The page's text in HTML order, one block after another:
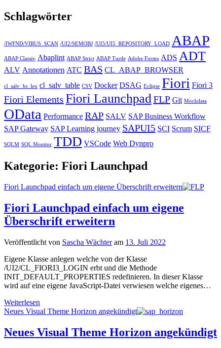
Schlagwörter
/IWFND/VIRUS_SCAN /UI2/SEMOBJ /UI5/UI5_REPOSITORY_LOAD ABAP
ABAP Classiv Abaplint ABAP Strict ABAP Turtle Adobe Forms ADS ADT
ALV Annotationen ATC BAS CL_ABAP_BROWSER
cl_salv_bs_lex cl_salv_table CSV Docker DSAG Eclipse Fiori Fiori 3
Fiori Elements Fiori LaunchpadFLP Git Mockdata
OData Performance RAP SALV SAP Business Workflow
SAP Gateway SAP Learning journey SAPUI5 SCI Scrum SICF
SQLM SQL Monitor TDD VSCode Web Dynpro
Kategorie: Fiori Launchpad
Fiori Launchpad einfach um eigene Überschrift erweitern
Fiori Launchpad einfach um eigene
Überschrift erweitern
Veröffentlicht von Sascha Wächteram 13. Juli 2022
Eigene Klasse anlegen welche von der Klasse
/UI2/CL_FIORI3_LOGIN erbt und die Methode
INIT_DEFAULT_PROPERTIES redefinieren. In dieser Klasse
wird auf eine eigene JavaScript-Datei verwiesen welche eigenes…
Weiterlesen
Launchpad
um
eigene
Neues Visual Theme Horizon angekündigt
Neues Visual Theme Horizon angekündigt